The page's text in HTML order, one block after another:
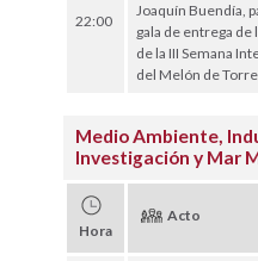
22:00
Joaquín Buendía,
gala de entrega de
de la III Semana
del Melón de
Medio Ambiente,
Investigación y Mar
Hora
Acto